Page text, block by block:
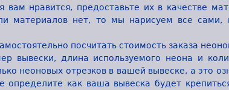
вам нравится, предоставьте их в качестве
материалов нет, то мы нарисуем все сами,
посчитать стоимость заказа
вывески, длина используемого неона и
неоновых отрезков в вашей вывеске, а это
определите как ваша вывеска будет